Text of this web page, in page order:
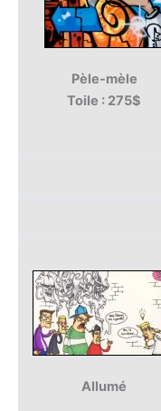
Pèle-mèle
Toile : 275$
Allumé